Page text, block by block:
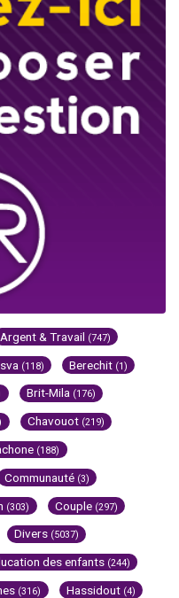
Argent & Travail (747)
(118) Berechit (1)
Brit-Mila (176)
Chavouot (219)
(188)
Communauté (3)
(303) Couple (297)
Divers (5037)
des enfants (244)
(316) Hassidout (4)